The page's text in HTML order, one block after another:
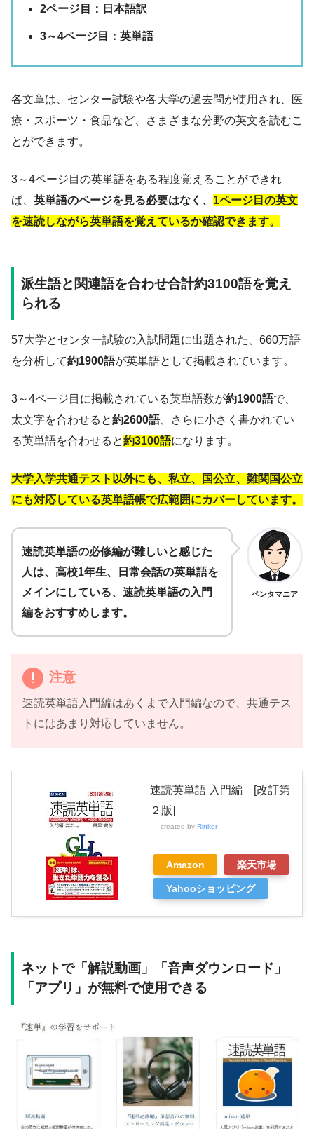
2ページ目：日本語訳
3～4ページ目：英単語
各文章は、センター試験や各大学の過去問が使用され、医
療・スポーツ・食品など、さまざまな分野の英文を読むこ
とができます。
3～4ページ目の英単語をある程度覚えることができれ
ば、 英単語のページを見る必要はなく、 1ページ目の英文
を速読しながら英単語を覚えているか確認できます。
派生語と関連語を合わせ合計約3100語を覚え
られる
57大学とセンター試験の入試問題に出題された、660万語
を分析して約1900語が英単語として掲載されています。
3～4ページ目に掲載されている英単語数が約1900語で、
太文字を合わせると約2600語、さらに小さく書かれてい
る英単語を合わせると約3100語になります。
大学入学共通テスト以外にも、私立、国公立、難関国公立
にも対応している英単語帳で広範囲にカバーしています。
速読英単語の必修編が難しいと感じた
人は、高校1年生、日常会話の英単語を
メインにしている、速読英単語の入門
編をおすすめします。
ペンタマニア
注意
速読英単語入門編はあくまで入門編なので、共通テス
トにはあまり対応していません。
速読英単語 入門編 [改訂第
２版]
created by Rinker
Amazon 楽天市場
Yahooショッピング
ネットで「解説動画」「音声ダウンロード」
「アプリ」が無料で使用できる